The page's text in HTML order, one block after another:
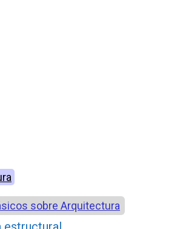
sobre Arquitectura